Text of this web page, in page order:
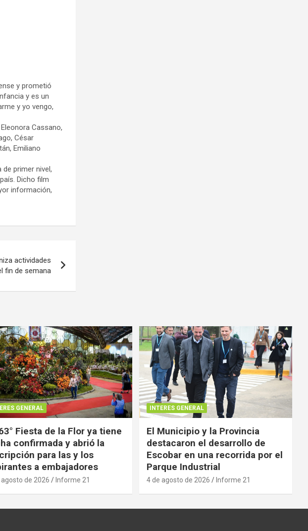
y prometió
y es un
y yo vengo,
Cassano,
César
Emiliano
primer nivel,
Dicho film
información,
actividades
fin de semana
GENERAL
Fiesta de la Flor ya tiene
confirmada y abrió la
para las y los
a embajadores
agosto de 2026 Informe 21
INTERES GENERAL
El Municipio y la Provincia
destacaron el desarrollo de
Escobar en una recorrida por el
Parque Industrial
4 de agosto de 2026 Informe 21